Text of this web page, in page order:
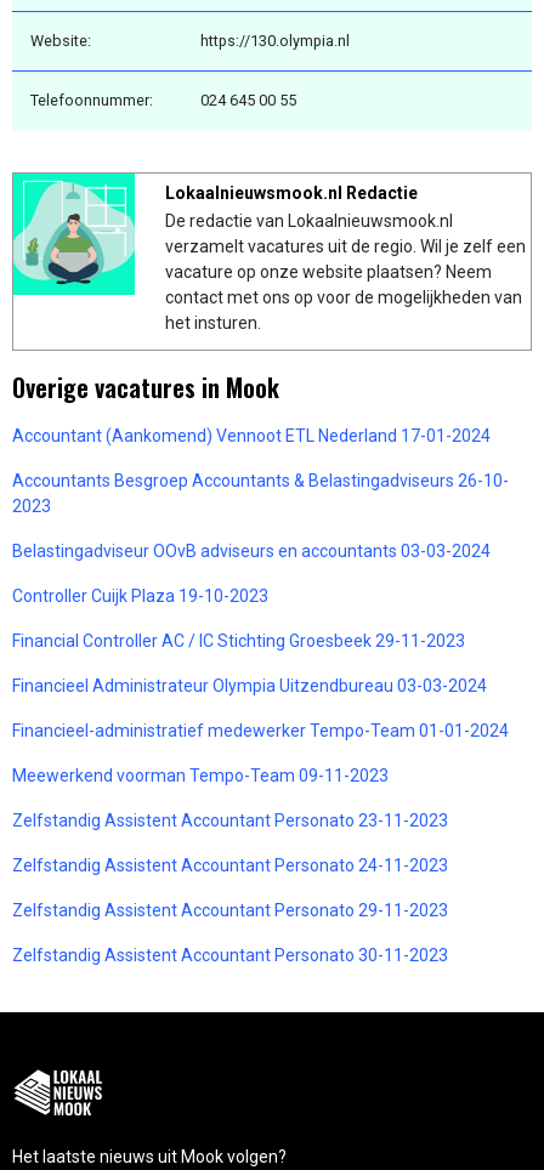
Website: https://130.olympia.nl
Telefoonnummer: 024 645 00 55
Lokaalnieuwsmook.nl Redactie
De redactie van Lokaalnieuwsmook.nl
verzamelt vacatures uit de regio. Wil je zelf een
vacature op onze website plaatsen? Neem
contact met ons op voor de mogelijkheden van
het insturen.
Overige vacatures in Mook
Accountant (Aankomend) Vennoot ETL Nederland 17-01-2024
Accountants Besgroep Accountants & Belastingadviseurs 26-10-
2023
Belastingadviseur OOvB adviseurs en accountants 03-03-2024
Controller Cuijk Plaza 19-10-2023
Financial Controller AC / IC Stichting Groesbeek 29-11-2023
Financieel Administrateur Olympia Uitzendbureau 03-03-2024
Financieel-administratief medewerker Tempo-Team 01-01-2024
Meewerkend voorman Tempo-Team 09-11-2023
Zelfstandig Assistent Accountant Personato 23-11-2023
Zelfstandig Assistent Accountant Personato 24-11-2023
Zelfstandig Assistent Accountant Personato 29-11-2023
Zelfstandig Assistent Accountant Personato 30-11-2023
Het laatste nieuws uit Mook volgen?